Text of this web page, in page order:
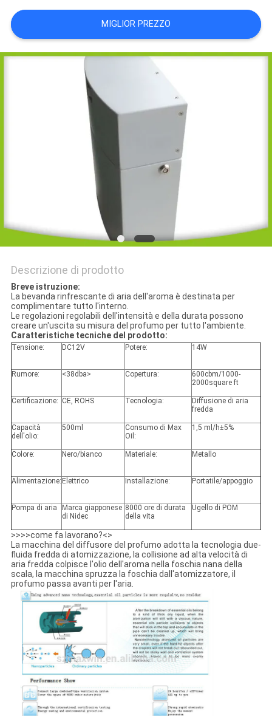
MAPPA
DEL
SITO
MIGLIOR PREZZO
Descrizione di prodotto
Breve istruzione:
La bevanda rinfrescante di aria dell'aroma è destinata per
complimentare tutto l'interno.
Le regolazioni regolabili dell'intensità e della durata possono
creare un'uscita su misura del profumo per tutto l'ambiente.
Caratteristiche tecniche del prodotto:
Tensione: DC12V Potere: 14W
Rumore: <38dba> Copertura:
600cbm/1000-
2000square ft
Certificazione: CE, ROHS Tecnologia:
Diffusione di aria
fredda
Capacità
dell'olio:
500ml
Consumo di Max
Oil:
1,5 ml/h±5%
Colore: Nero/bianco Materiale: Metallo
Alimentazione: Elettrico Installazione: Portatile/appoggio
Pompa di aria
Marca giapponese
di Nidec
8000 ore di durata
della vita
Ugello di POM
>>>>come fa lavorano?<>
La macchina del diffusore del profumo adotta la tecnologia due-
fluida fredda di atomizzazione, la collisione ad alta velocità di
aria fredda colpisce l'olio dell'aroma nella foschia nana della
scala, la macchina spruzza la foschia dall'atomizzatore, il
profumo passa avanti per l'aria.